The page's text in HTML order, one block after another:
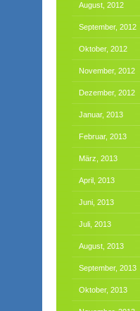
August, 2012
September, 2012
Oktober, 2012
November, 2012
Dezember, 2012
Januar, 2013
Februar, 2013
März, 2013
April, 2013
Juni, 2013
Juli, 2013
August, 2013
September, 2013
Oktober, 2013